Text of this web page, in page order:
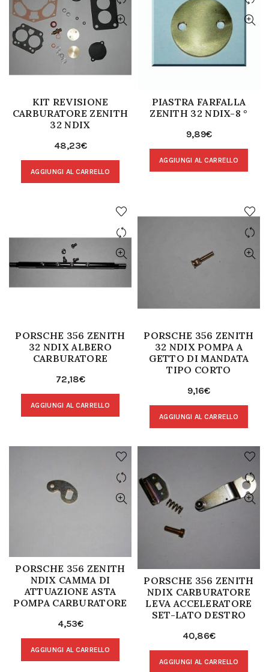
KIT REVISIONE
CARBURATORE ZENITH
32 NDIX
48,23€
AGGIUNGI AL CARRELLO
PIASTRA FARFALLA
ZENITH 32 NDIX-8 °
9,89€
AGGIUNGI AL CARRELLO
PORSCHE 356 ZENITH
32 NDIX ALBERO
CARBURATORE
72,18€
AGGIUNGI AL CARRELLO
PORSCHE 356 ZENITH
32 NDIX POMPA A
GETTO DI MANDATA
TIPO CORTO
9,16€
AGGIUNGI AL CARRELLO
PORSCHE 356 ZENITH
NDIX CAMMA DI
ATTUAZIONE ASTA
POMPA CARBURATORE
4,53€
AGGIUNGI AL CARRELLO
PORSCHE 356 ZENITH
NDIX CARBURATORE
LEVA ACCELERATORE
SET-LATO DESTRO
40,86€
AGGIUNGI AL CARRELLO